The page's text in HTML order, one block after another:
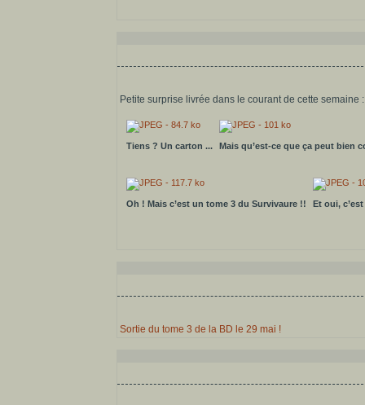
Petite surprise livrée dans le courant de cette semaine :
Tiens ? Un carton ... Mais qu’est-ce que ça peut bien
Oh ! Mais c’est un tome 3 du Survivaure !! Et oui,
Sortie du tome 3 de la BD le 29 mai !